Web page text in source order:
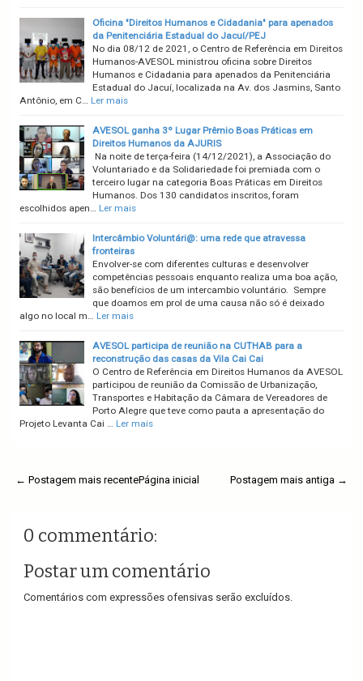
Oficina "Direitos Humanos e Cidadania" para apenados
da Penitenciária Estadual do Jacuí/PEJ
No dia 08/12 de 2021, o Centro de Referência em Direitos
Humanos-AVESOL ministrou oficina sobre Direitos
Humanos e Cidadania para apenados da Penitenciária
Estadual do Jacuí, localizada na Av. dos Jasmins, Santo
Antônio, em C… Ler mais
AVESOL ganha 3º Lugar Prêmio Boas Práticas em
Direitos Humanos da AJURIS
Na noite de terça-feira (14/12/2021), a Associação do
Voluntariado e da Solidariedade foi premiada com o
terceiro lugar na categoria Boas Práticas em Direitos
Humanos. Dos 130 candidatos inscritos, foram
escolhidos apen… Ler mais
Intercâmbio Voluntári@: uma rede que atravessa
fronteiras
Envolver-se com diferentes culturas e desenvolver
competências pessoais enquanto realiza uma boa ação,
são benefícios de um intercambio voluntário. Sempre
que doamos em prol de uma causa não só é deixado
algo no local m… Ler mais
AVESOL participa de reunião na CUTHAB para a
reconstrução das casas da Vila Cai Cai
O Centro de Referência em Direitos Humanos da AVESOL
participou de reunião da Comissão de Urbanização,
Transportes e Habitação da Câmara de Vereadores de
Porto Alegre que teve como pauta a apresentação do
Projeto Levanta Cai … Ler mais
← Postagem mais recente Postagem mais antiga →
Página inicial
0 commentário:
Postar um comentário
Comentários com expressões ofensivas serão excluídos.